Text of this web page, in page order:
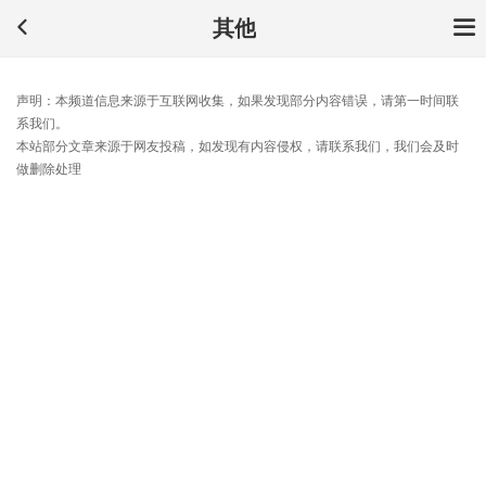
其他
声明：本频道信息来源于互联网收集，如果发现部分内容错误，请第一时间联
系我们。
本站部分文章来源于网友投稿，如发现有内容侵权，请联系我们，我们会及时
做删除处理